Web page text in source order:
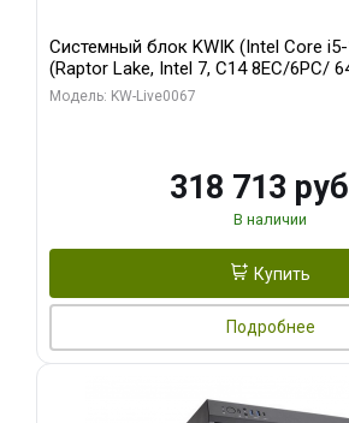
Системный блок KWIK (Intel Core i5-
(Raptor Lake, Intel 7, C14 8EC/6PC/
RTX5080 GAMINGPRO OC 16GB
Модель: KW-Live0067
318 713
В наличии
Купить
Подробнее